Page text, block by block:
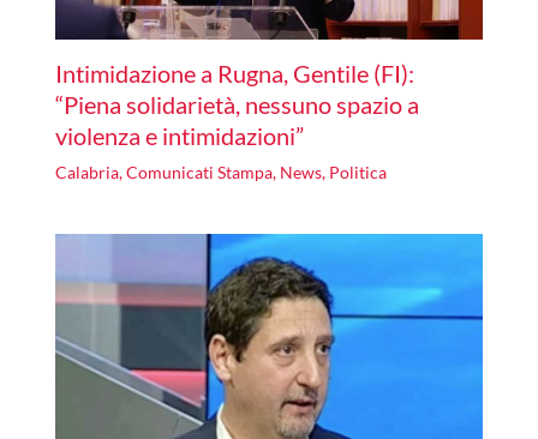
Intimidazione a Rugna, Gentile (FI):
“Piena solidarietà, nessuno spazio a
violenza e intimidazioni”
Calabria,Comunicati Stampa, News, Politica